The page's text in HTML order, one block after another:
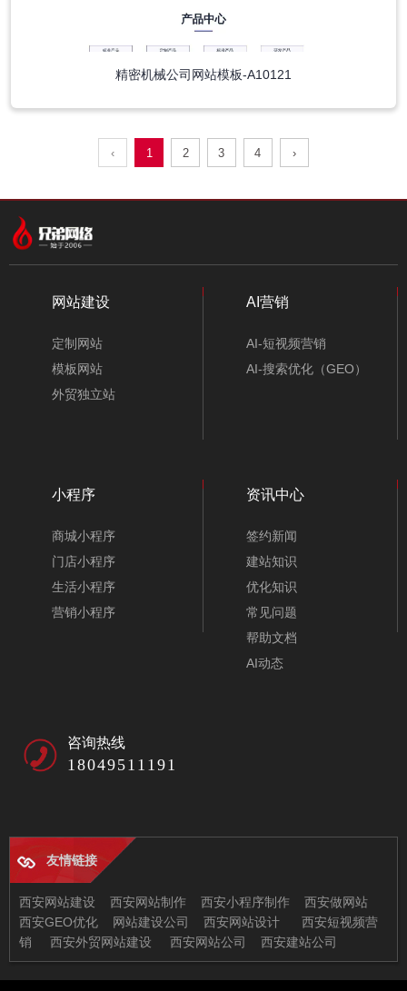
精密机械公司网站模板-A10121
‹ 1 2 3 4 ›
实验室仪器医疗设备公司网站模板-A10073-1
新能源设备公司网站模板-A10318-2
网站建设
定制网站
模板网站
外贸独立站
AI营销
AI-短视频营销
AI-搜索优化（GEO）
小程序
商城小程序
门店小程序
生活小程序
营销小程序
资讯中心
签约新闻
建站知识
优化知识
常见问题
帮助文档
AI动态
咨询热线
18049511191
友情链接
西安网站建设 西安网站制作 西安小程序制作
西安做网站
西安GEO优化
网站建设公司 西安网站设计
西安短视频营
销
西安外贸网站建设 西安网站公司 西安建站公司